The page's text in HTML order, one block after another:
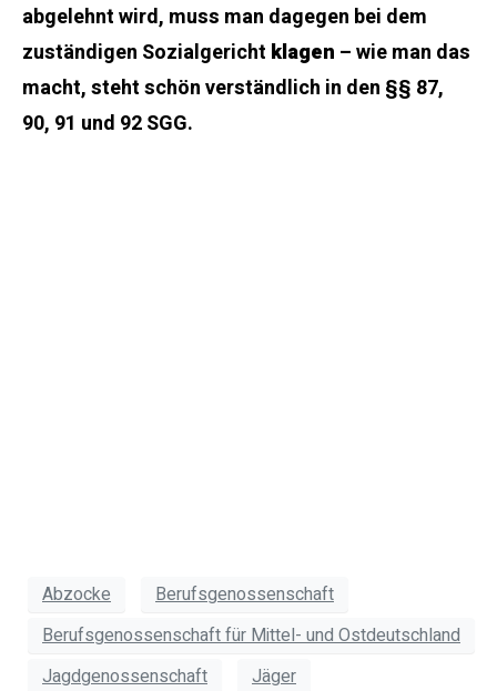
abgelehnt wird, muss man dagegen bei dem
zuständigen Sozialgericht klagen – wie man das
macht, steht schön verständlich in den §§ 87,
90, 91 und 92 SGG.
Abzocke
Berufsgenossenschaft
Berufsgenossenschaft für Mittel- und Ostdeutschland
Jagdgenossenschaft
Jäger